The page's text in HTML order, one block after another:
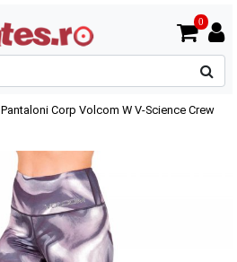
0
Pantaloni Corp Volcom W V-Science Crew